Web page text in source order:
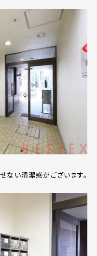
ない清潔感がございます。